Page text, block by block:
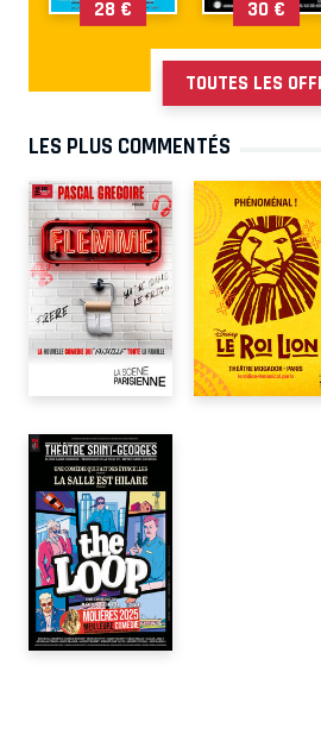
28 € 30 €
TOUTES LES
LES PLUS COMMENTÉS